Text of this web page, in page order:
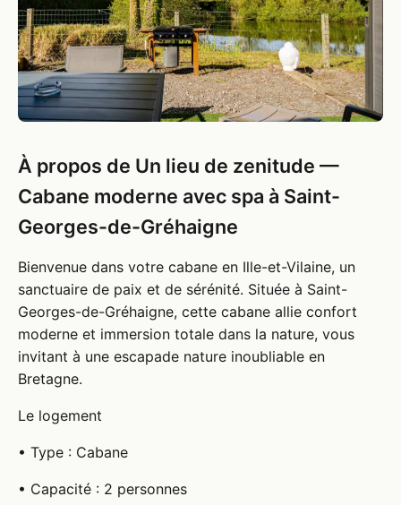
À propos de Un lieu de zenitude —
Cabane moderne avec spa à Saint-
Georges-de-Gréhaigne
Bienvenue dans votre cabane en Ille-et-Vilaine, un
sanctuaire de paix et de sérénité. Située à Saint-
Georges-de-Gréhaigne, cette cabane allie confort
moderne et immersion totale dans la nature, vous
invitant à une escapade nature inoubliable en
Bretagne.
Le logement
• Type : Cabane
• Capacité : 2 personnes